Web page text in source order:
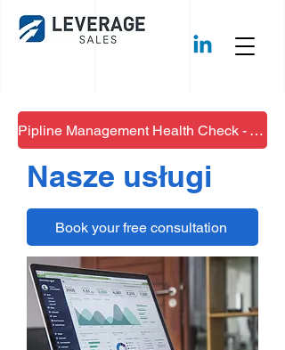
Pipline Management Health Check - Wypełnij!
Nasze usługi
Book your free consultation